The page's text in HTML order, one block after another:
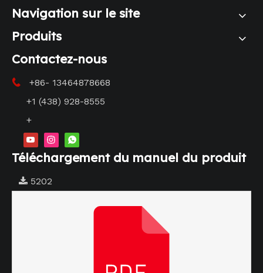
Navigation sur le site
Produits
Contactez-nous

+86- 13464878668
+1 (438) 928-8555
+
Téléchargement du manuel du produit
5202